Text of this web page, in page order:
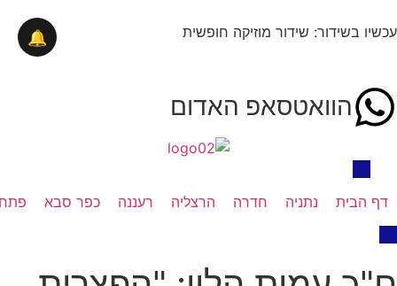
עכשיו בשידור: שידור מוזיקה חופשית
הוואטסאפ האדום
דף הבית נתניה חדרה הרצליה רעננה כפר סבא
🔔